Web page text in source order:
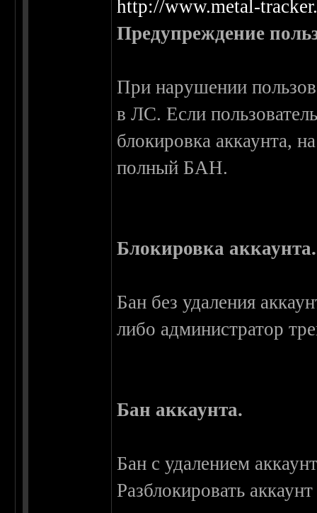
http://www.metal-
Предупреждение
При нарушении
в ЛС. Если
блокировка аккаунта,
полный БАН.
Блокировка аккаунта.
Бан без удаления
либо администратор
Бан аккаунта.
Бан с удалением
Разблокировать